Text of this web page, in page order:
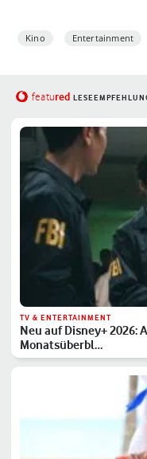
Kino Entertainment
featured
TV & ENTERTAINMENT
Neu auf Disney+ 2026:
Monatsüberbl…